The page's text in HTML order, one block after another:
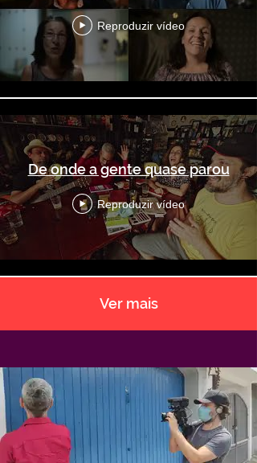
Reproduzir vídeo
De onde a gente quase parou
Reproduzir vídeo
Ver mais